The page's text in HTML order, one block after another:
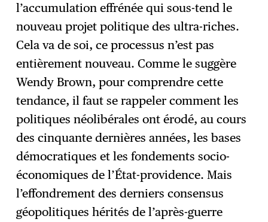
l’accumulation effrénée qui sous-tend le
nouveau projet politique des ultra-riches.
Cela va de soi, ce processus n’est pas
entièrement nouveau. Comme le suggère
Wendy Brown, pour comprendre cette
tendance, il faut se rappeler comment les
politiques néolibérales ont érodé, au cours
des cinquante dernières années, les bases
démocratiques et les fondements socio-
économiques de l’État-providence. Mais
l’effondrement des derniers consensus
géopolitiques hérités de l’après-guerre